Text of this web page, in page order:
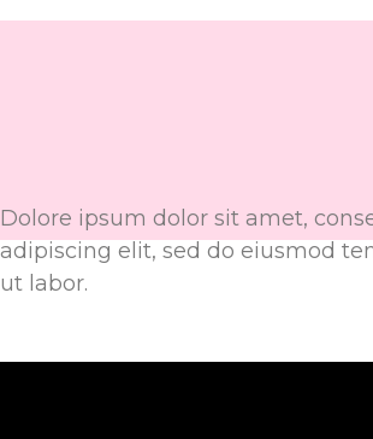
Dolore ipsum dolor sit amet,
adipiscing elit, sed do eiusmod
ut labor.